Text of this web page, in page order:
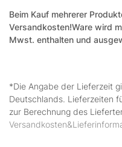
Beim Kauf mehrerer
Versandkosten!Ware wird
Mwst. enthalten und
*Die Angabe der Lieferzeit
Deutschlands. Lieferzeiten
zur Berechnung des